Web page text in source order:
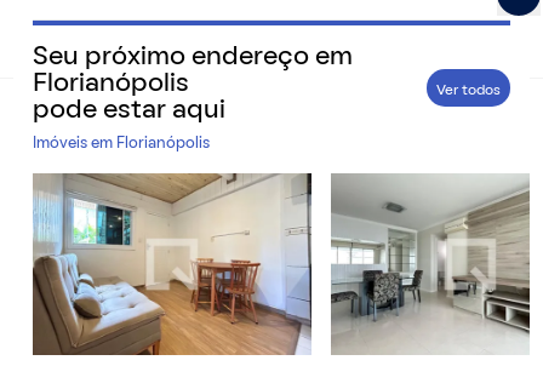
QuintoAndar Guias - Inspiração e tudo o que você
Home> Cidades
Saiba como trocar a titularidade e pedir 2ª via
da conta de luz em Florianópolis
A empresa fornecedora de energia elétrica que
abastece a capital de Santa Catarina é a Celesc
Redação- 03/07/2020 às 13:54
Atualizado: 30/08/2024 às 15:30
Seu próximo endereço em
Florianópolis
pode estar aqui
Imóveis em Florianópolis
Ver todos